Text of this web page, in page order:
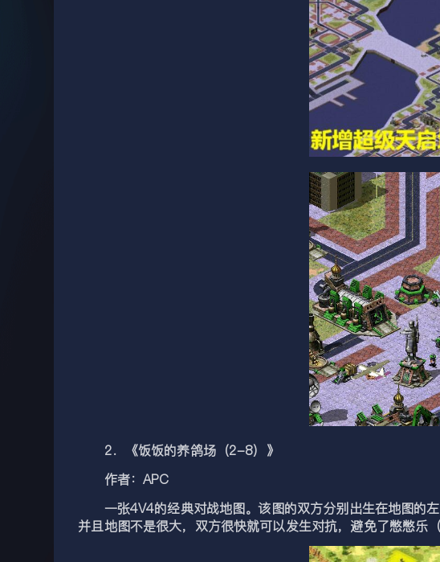
2．《饭饭的养鸽场（2-8）》
作者：APC
一张4V4的经典对战地图。该图的双方分别出生在地图的左
并且地图不是很大，双方很快就可以发生对抗，避免了憋憋乐